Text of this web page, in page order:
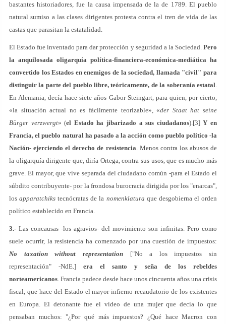
bastantes historiadores, fue la causa impensada de la de 1789. El pueblo
natural sumiso a las clases dirigentes protesta contra el tren de vida de las
castas que parasitan la estatalidad.
El Estado fue inventado para dar protección y seguridad a la Sociedad. Pero
la anquilosada oligarquía política-financiera-económica-mediática ha
convertido los Estados en enemigos de la sociedad, llamada "civil" para
distinguir la parte del pueblo libre, teóricamente, de la soberanía estatal.
En Alemania, decía hace siete años Gabor Steingart, para quien, por cierto,
«la situación actual no es fácilmente teorizable», «der Staat hat seine
Bürger verzwergt» (el Estado ha jibarizado a sus ciudadanos).[3]Y en
Francia, el pueblo natural ha pasado a la acción como pueblo político -la
Nación- ejerciendo el derecho de resistencia. Menos contra los abusos de
la oligarquía dirigente que, diría Ortega, contra sus usos, que es mucho más
grave. El mayor, que vive separada del ciudadano común -para el Estado el
súbdito contribuyente- por la frondosa burocracia dirigida por los "enarcas",
losapparatchiks tecnócratas de la nomenklatura que desgobierna el orden
político establecido en Francia.
3.- Las concausas -los agravios- del movimiento son infinitas. Pero como
suele ocurrir, la resistencia ha comenzado por una cuestión de impuestos:
No taxation without representation["No a los impuestos sin
representación" -NdE.] era el santo y seña de los rebeldes
norteamericanos. Francia padece desde hace unos cincuenta años una crisis
fiscal, que hace del Estado el mayor infierno recaudatorio de los existentes
en Europa. El detonante fue el vídeo de una mujer que decía lo que
pensaban muchos: "¿Por qué más impuestos? ¿Qué hace Macron con